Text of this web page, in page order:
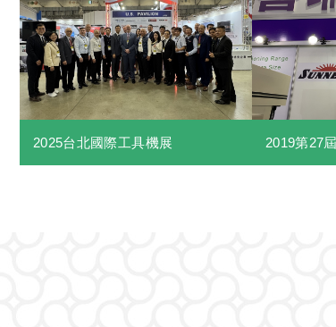
2025台北國際工具機展 2019第27